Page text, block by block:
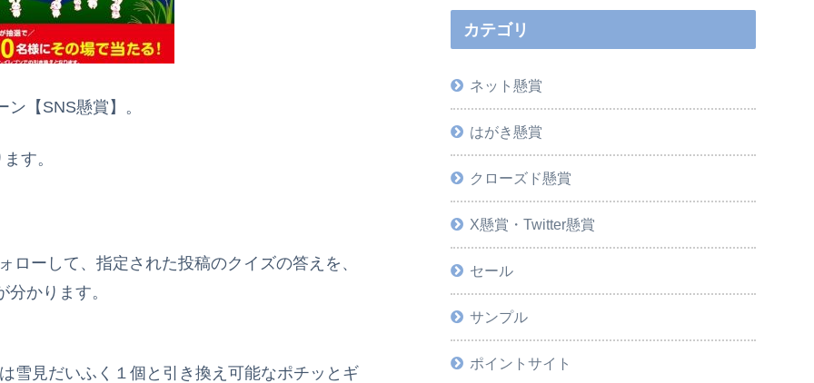
【SNS懸賞】。
す。
ーして、指定された投稿のクイズの答えを、
かります。
雪見だいふく１個と引き換え可能なポチッとギ
カテゴリ
ネット懸賞
はがき懸賞
クローズド懸賞
X懸賞・Twitter懸賞
セール
サンプル
ポイントサイト